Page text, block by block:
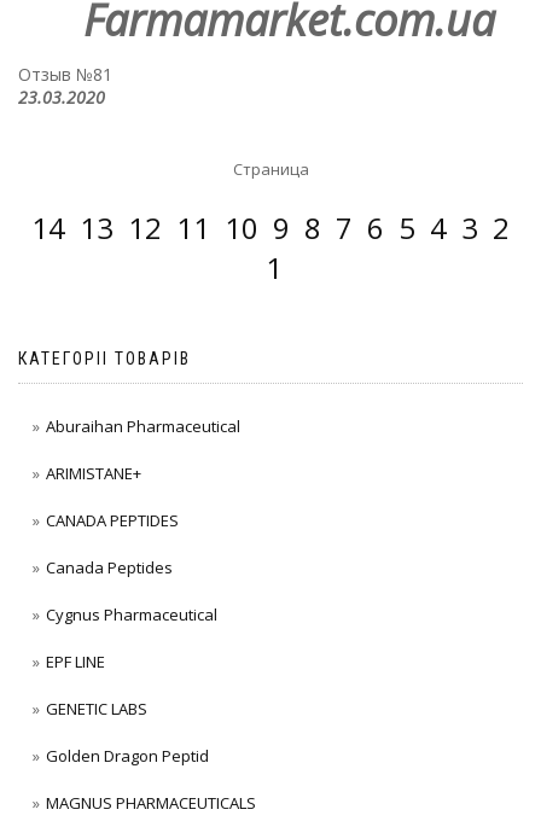
Farmamarket.com.ua
Отзыв №81
23.03.2020
Страница
14 13 12 11 10 9 8 7 6 5 4 3 2
1
КАТЕГОРІІ ТОВАРІВ
Aburaihan Pharmaceutical
ARIMISTANE+
CANADA PEPTIDES
Canada Peptides
Cygnus Pharmaceutical
EPF LINE
GENETIC LABS
Golden Dragon Peptid
MAGNUS PHARMACEUTICALS